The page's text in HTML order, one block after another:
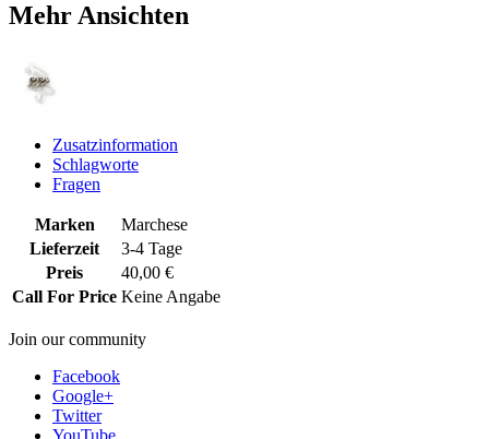
Mehr Ansichten
Zusatzinformation
Schlagworte
Fragen
Marken
Marchese
Lieferzeit
3-4 Tage
Preis
40,00 €
Call For Price Keine Angabe
Join our community
Facebook
Google+
Twitter